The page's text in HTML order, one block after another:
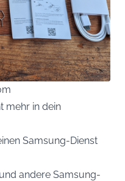
mehr in dein
Samsung-Dienst
andere Samsung-